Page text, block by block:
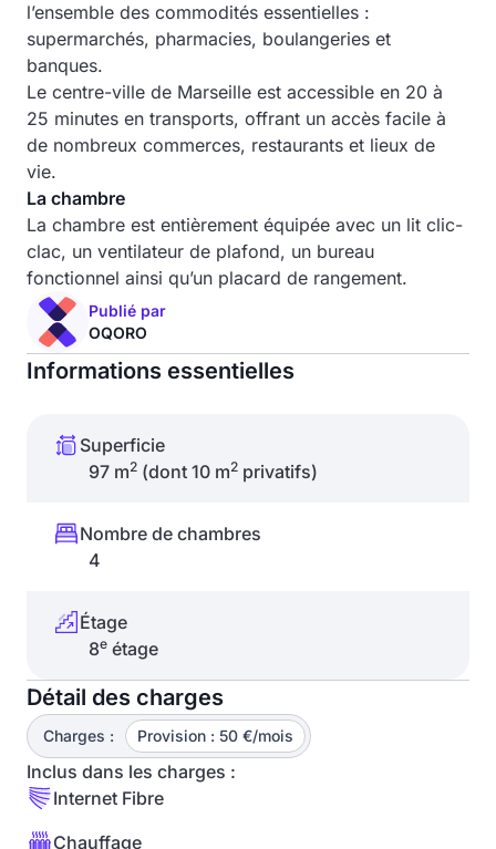
l’ensemble des commodités essentielles :
supermarchés, pharmacies, boulangeries et
banques.
Le centre-ville de Marseille est accessible en 20 à
25 minutes en transports, offrant un accès facile à
de nombreux commerces, restaurants et lieux de
vie.
La chambre
La chambre est entièrement équipée avec un lit clic-
clac, un ventilateur de plafond, un bureau
fonctionnel ainsi qu’un placard de rangement.
Publié par
OQORO
Informations essentielles
Superficie
97 m2 (dont 10 m2 privatifs)
Nombre de chambres
4
Étage
8e étage
Détail des charges
Charges : Provision : 50 €/mois
Inclus dans les charges :
Internet Fibre
Chauffage